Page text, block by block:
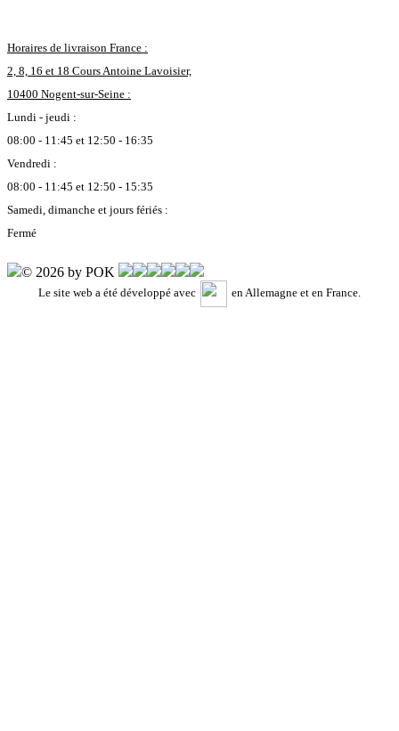
Horaires de livraison France :
2, 8, 16 et 18 Cours Antoine Lavoisier,
10400 Nogent-sur-Seine :
Lundi - jeudi :
08:00 - 11:45 et 12:50 - 16:35
Vendredi :
08:00 - 11:45 et 12:50 - 15:35
Samedi, dimanche et jours fériés :
Fermé
© 2026 by POK
Le site web a été développé avec en Allemagne et en France.